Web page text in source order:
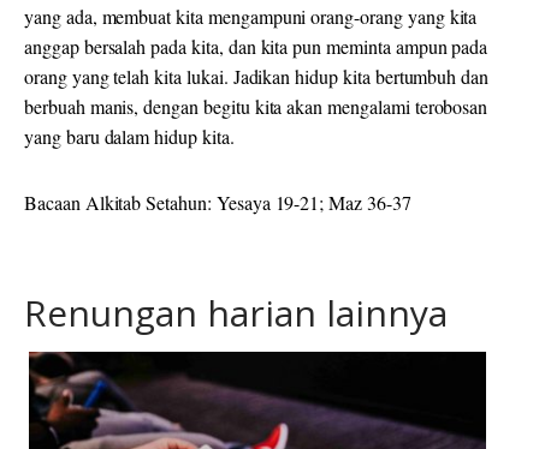
yang ada, membuat kita mengampuni orang-orang yang kita
anggap bersalah pada kita, dan kita pun meminta ampun pada
orang yang telah kita lukai. Jadikan hidup kita bertumbuh dan
berbuah manis, dengan begitu kita akan mengalami terobosan
yang baru dalam hidup kita.
Bacaan Alkitab Setahun: Yesaya 19-21; Maz 36-37
Renungan harian lainnya